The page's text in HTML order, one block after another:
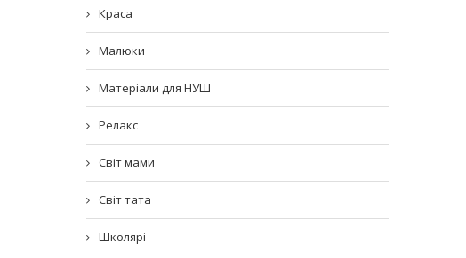
Краса
Малюки
Матеріали для НУШ
Релакс
Світ мами
Світ тата
Школярі